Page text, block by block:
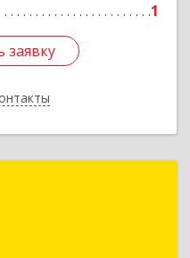
1
заявку
заявку
Миасс г, Романенко